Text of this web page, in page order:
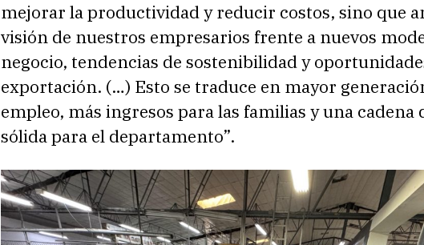
mejorar la productividad y reducir costos, sino que
visión de nuestros empresarios frente a nuevos
negocio, tendencias de sostenibilidad y
exportación. (…) Esto se traduce en mayor
empleo, más ingresos para las familias y una cadena
sólida para el departamento”.